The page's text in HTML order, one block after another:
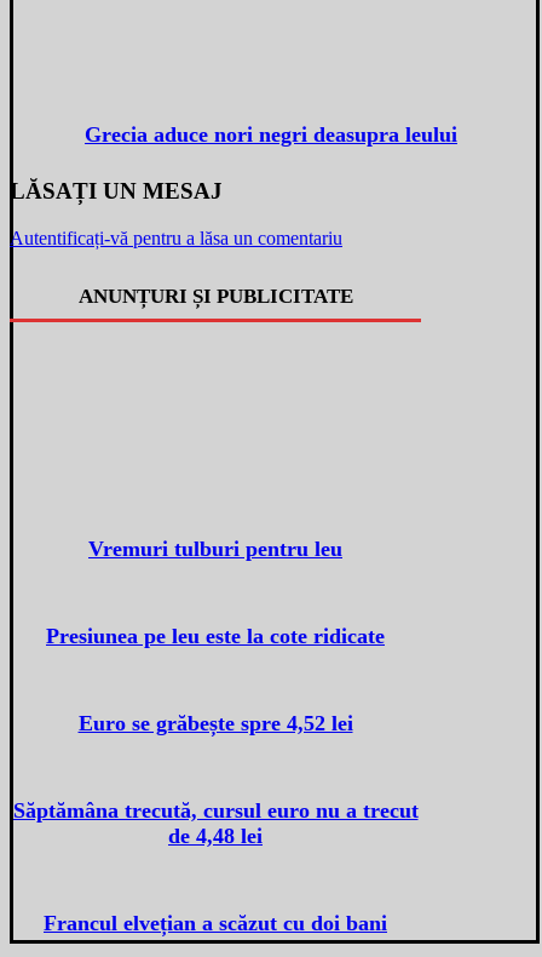
Grecia aduce nori negri deasupra leului
LĂSAȚI UN MESAJ
Autentificați-vă pentru a lăsa un comentariu
ANUNȚURI ȘI PUBLICITATE
Vremuri tulburi pentru leu
Presiunea pe leu este la cote ridicate
Euro se grăbește spre 4,52 lei
Săptămâna trecută, cursul euro nu a trecut
de 4,48 lei
Francul elvețian a scăzut cu doi bani